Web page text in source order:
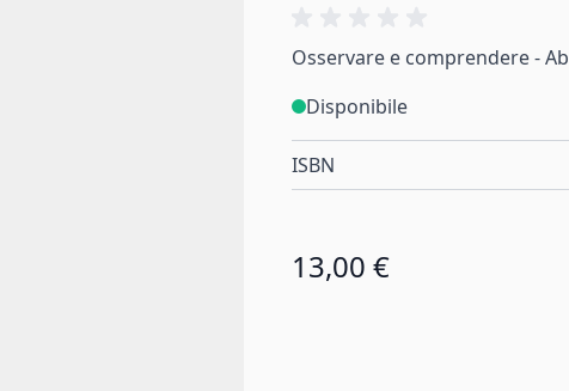
Osservare e comprendere -
Disponibile
ISBN
13,00 €